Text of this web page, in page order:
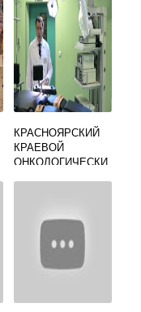
КРАСНОЯРСКИЙ
КРАЕВОЙ
ОНКОЛОГИЧЕСКИ